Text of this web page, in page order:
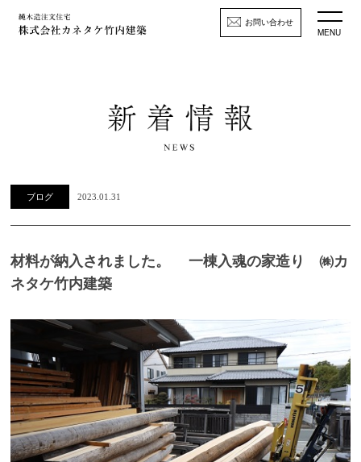
お問い合わせ
MENU
ブログ 2023.01.31
材料が納入されました。 一棟入魂の家造り ㈱カ
ネタケ竹内建築